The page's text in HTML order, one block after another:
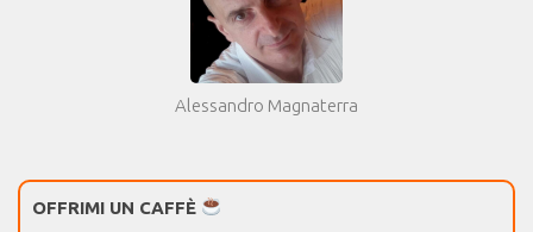
Alessandro Magnaterra
OFFRIMI UN CAFFÈ